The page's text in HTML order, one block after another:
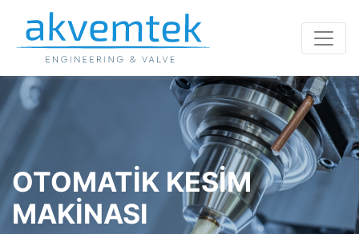
OTOMATIK KESIM
MAKINASI